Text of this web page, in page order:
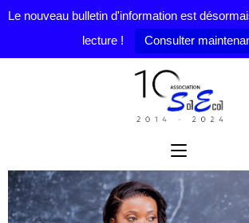
Le nouveau bulletin d'information est
lecture !
Consulter